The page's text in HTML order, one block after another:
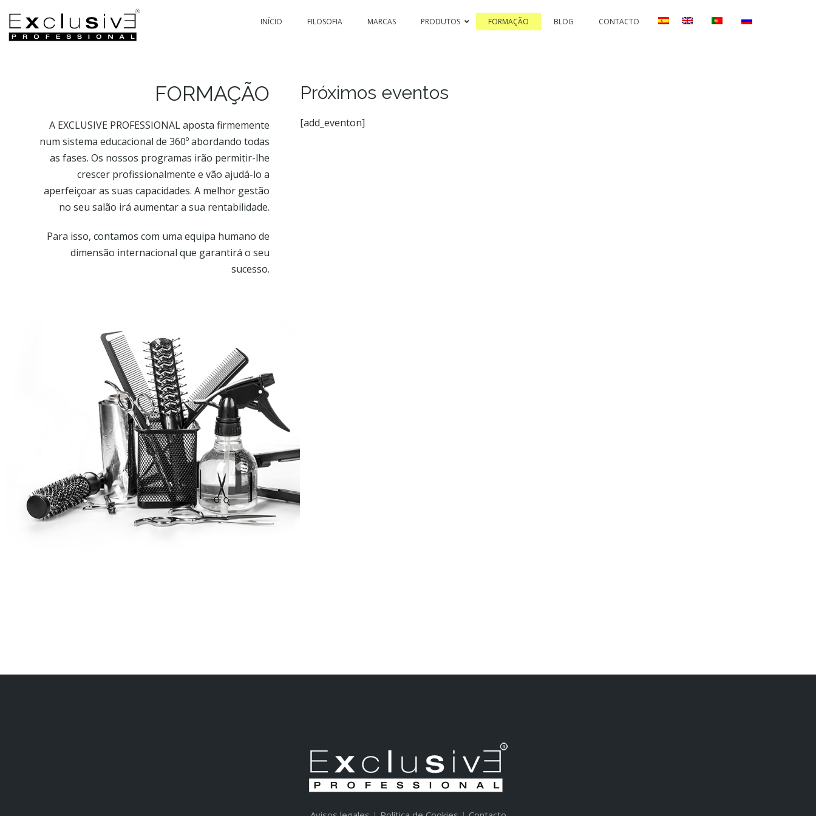
INÍCIO FILOSOFIA MARCAS PRODUTOS
PASSION & COLOR HI-TECH
FORMAÇÃO BLOG CONTACTO
FORMAÇÃO
A EXCLUSIVE PROFESSIONAL aposta firmemente
num sistema educacional de 360º abordando todas
as fases. Os nossos programas irão permitir-lhe
crescer profissionalmente e vão ajudá-lo a
aperfeiçoar as suas capacidades. A melhor gestão
no seu salão irá aumentar a sua rentabilidade.
Para isso, contamos com uma equipa humano de
dimensão internacional que garantirá o seu
sucesso.
Próximos eventos
[add_eventon]